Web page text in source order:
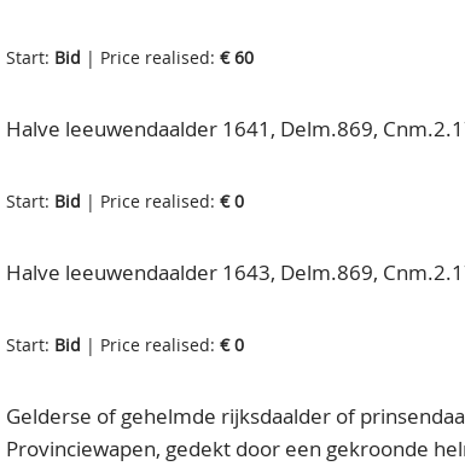
Start: Bid | Price realised: € 60
Halve leeuwendaalder 1641, Delm.869,
Start: Bid | Price realised: € 0
Halve leeuwendaalder 1643, Delm.869,
Start: Bid | Price realised: € 0
Gelderse of gehelmde rijksdaalder of
Provinciewapen, gedekt door een gekroonde